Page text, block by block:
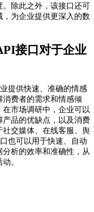
除此之外，该接口还可
为企业提供更深入的数
接口对于企业
提供快速、准确的情感
费者的需求和情感倾
市场调研中，企业可以
品的优缺点，以及消费
交媒体、在线客服、舆
也可以用于快速、自动
析的效率和准确性，从
。